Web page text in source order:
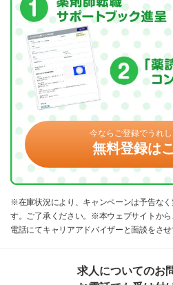
今ならご登録でうれし
無料登録は
※在庫状況により、キャンペーンは予告な
す。ご了承ください。※本ウェブサイトか
電話にてキャリアアドバイザーと面談をさせ
求人についてのお